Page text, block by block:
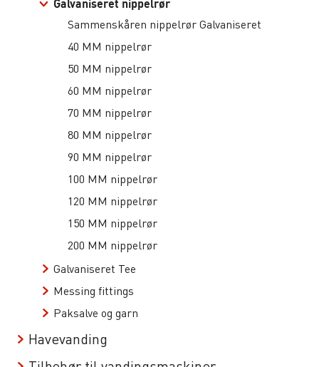
Galvaniseret nippelrør
Sammenskåren nippelrør Galvaniseret
40 MM nippelrør
50 MM nippelrør
60 MM nippelrør
70 MM nippelrør
80 MM nippelrør
90 MM nippelrør
100 MM nippelrør
120 MM nippelrør
150 MM nippelrør
200 MM nippelrør
Galvaniseret Tee
Messing fittings
Paksalve og garn
Havevanding